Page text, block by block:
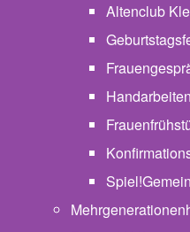
Altenclub
Handarbeiten